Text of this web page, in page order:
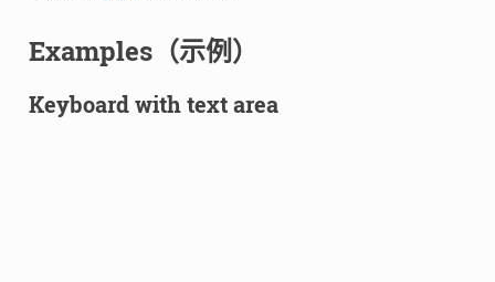
Examples（示例）
Keyboard with text area